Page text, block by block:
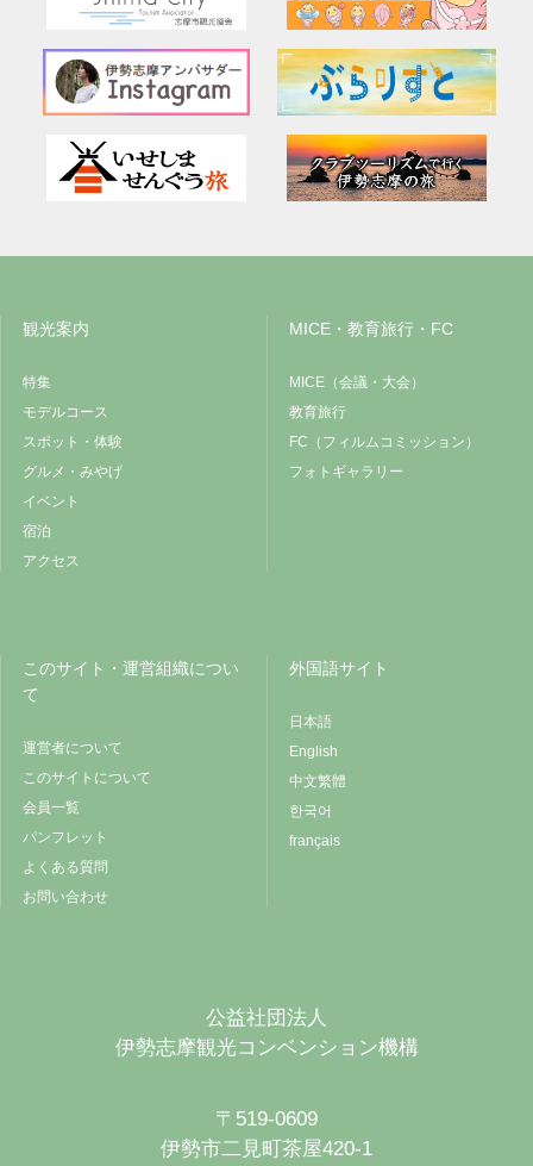
観光案内
特集
モデルコース
スポット・体験
グルメ・みやげ
イベント
宿泊
アクセス
MICE・教育旅行・FC
MICE（会議・大会）
教育旅行
FC（フィルムコミッション）
フォトギャラリー
このサイト・運営組織につい
て
運営者について
このサイトについて
会員一覧
パンフレット
よくある質問
お問い合わせ
外国語サイト
日本語
English
中文繁體
한국어
français
公益社団法人
伊勢志摩観光コンベンション機構
〒519-0609
伊勢市二見町茶屋420-1